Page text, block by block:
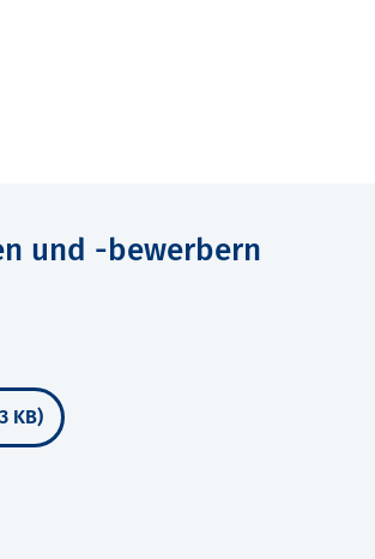
und -bewerbern
KB)